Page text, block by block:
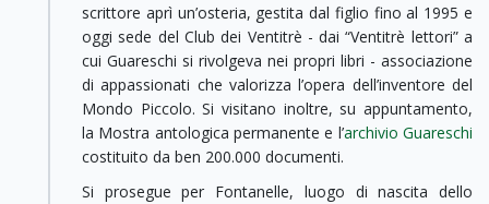
scrittore aprì un’osteria, gestita dal figlio fino al 1995 e
oggi sede del Club dei Ventitrè - dai “Ventitrè lettori” a
cui Guareschi si rivolgeva nei propri libri - associazione
di appassionati che valorizza l’opera dell’inventore del
Mondo Piccolo. Si visitano inoltre, su appuntamento,
la Mostra antologica permanente e l’archivio Guareschi
costituito da ben 200.000 documenti.
Si prosegue per Fontanelle, luogo di nascita dello